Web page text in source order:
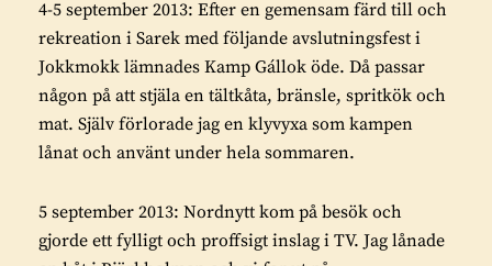
4-5 september 2013: Efter en gemensam färd till och
rekreation i Sarek med följande avslutningsfest i
Jokkmokk lämnades Kamp Gállok öde. Då passar
någon på att stjäla en tältkåta, bränsle, spritkök och
mat. Själv förlorade jag en klyvyxa som kampen
lånat och använt under hela sommaren.
5 september 2013: Nordnytt kom på besök och
gjorde ett fylligt och proffsigt inslag i TV. Jag lånade